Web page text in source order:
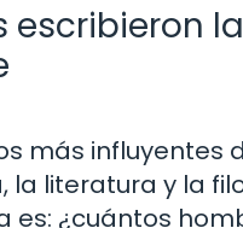
más
la literatura y la
es: ¿cuántos